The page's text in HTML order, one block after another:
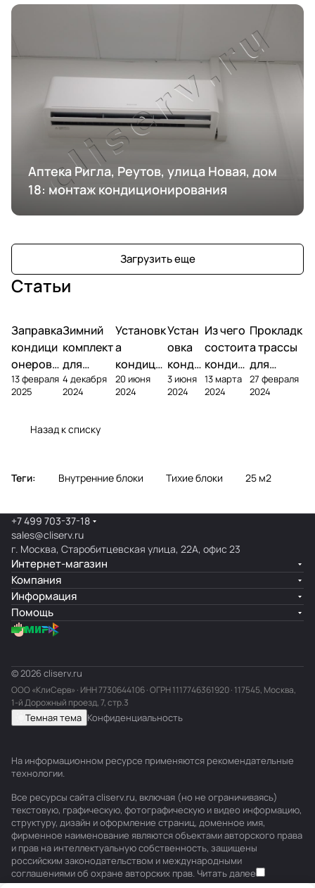
Аптека Ригла, Реутов, улица Новая, дом
18: монтаж кондиционирования
Загрузить еще
Статьи
Заправка
кондици
онеров
фреоном
13 февраля
2025
Зимний
комплект
для
кондици
онера
4 декабря
2024
Установк
а
кондици
онера на
фасаде
20 июня
2024
Устан
овка
конди
ционе
ра
3 июня
2024
Из чего
состоит
кондиц
ионер?
13 марта
2024
Прокладк
а трассы
для
кондицио
нера
27 февраля
2024
Назад к списку
Теги: Внутренние блоки Тихие блоки 25 м2
+7 499 703-37-18
sales@cliserv.ru
г. Москва, Старобитцевская улица, 22А, офис 23
Интернет-магазин
Компания
Информация
Помощь
© 2026 cliserv.ru
ООО «КлиСерв» · ИНН7730644106· ОГРН 1117746361920 · 117545, Москва,
1-й Дорожный проезд, 7, стр.3
Темная тема Конфиденциальность
На информационном ресурсе применяются рекомендательные
технологии.
Все ресурсы сайта cliserv.ru, включая (но не ограничиваясь)
текстовую, графическую, фотографическую и видео информацию,
структуру, дизайн и оформление страниц, доменное имя,
фирменное наименование являются объектами авторского права
и прав на интеллектуальную собственность, защищены
российским законодательством и международными
соглашениями об охране авторских прав. Читать далее